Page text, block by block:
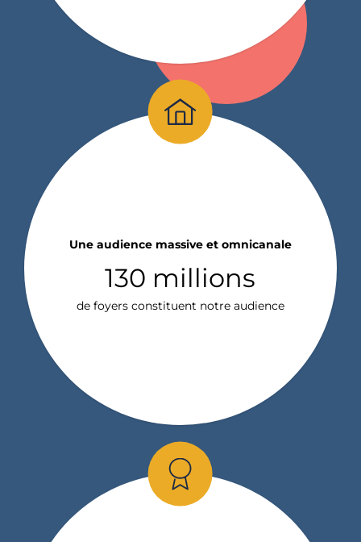
Une audience massive et omnicanale
130 millions
de foyers constituent notre audience